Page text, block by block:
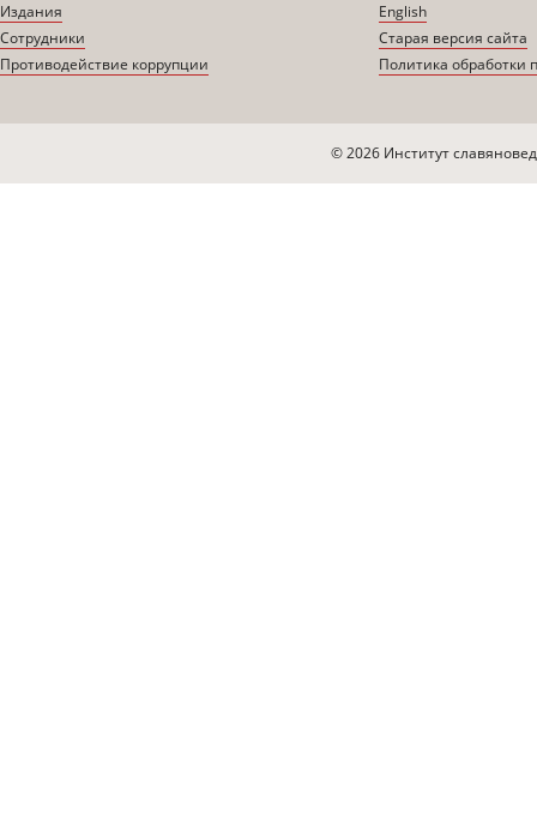
Издания
Сотрудники
Противодействие коррупции
English
Старая версия сайта
Политика обработки
© 2026 Институт